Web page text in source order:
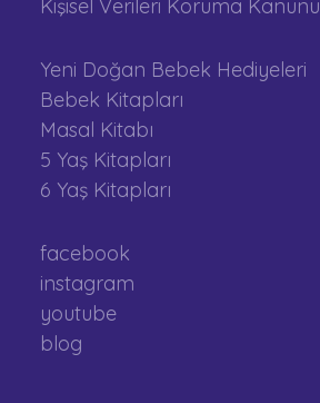
Kişisel Verileri Koruma Kanunu
Yeni Doğan Bebek Hediyeleri
Bebek Kitapları
Masal Kitabı
5 Yaş Kitapları
6 Yaş Kitapları
facebook
instagram
youtube
blog